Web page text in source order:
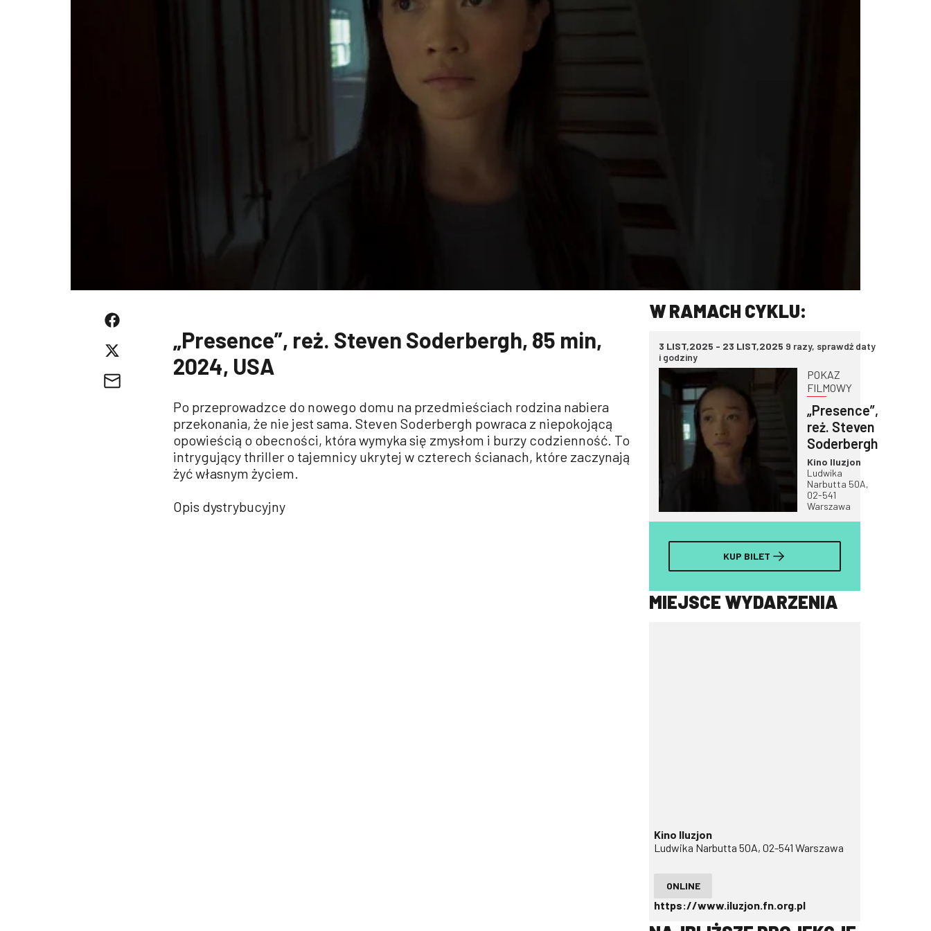
„Presence”, reż. Steven Soderbergh, 85 min,
2024, USA
Po przeprowadzce do nowego domu na przedmieściach rodzina nabiera
przekonania, że nie jest sama. Steven Soderbergh powraca z niepokojącą
opowieścią o obecności, która wymyka się zmysłom i burzy codzienność. To
intrygujący thriller o tajemnicy ukrytej w czterech ścianach, które zaczynają
żyć własnym życiem.
Opis dystrybucyjny
W RAMACH CYKLU:
3 LIST,2025 - 23 LIST,2025 9 razy, sprawdź daty
i godziny
POKAZ
FILMOWY
„Presence”,
reż. Steven
Soderbergh
Kino Iluzjon
Ludwika
Narbutta 50A,
02-541
Warszawa
KUP BILET
MIEJSCE WYDARZENIA
Kino Iluzjon
Ludwika Narbutta 50A, 02-541 Warszawa
ONLINE
https://www.iluzjon.fn.org.pl